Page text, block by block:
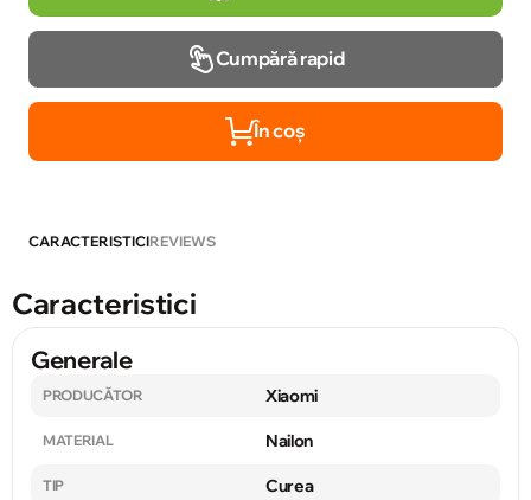
Cumpără rapid
În coș
CARACTERISTICIREVIEWS
Caracteristici
Generale
PRODUCĂTOR Xiaomi
MATERIAL Nailon
TIP Curea